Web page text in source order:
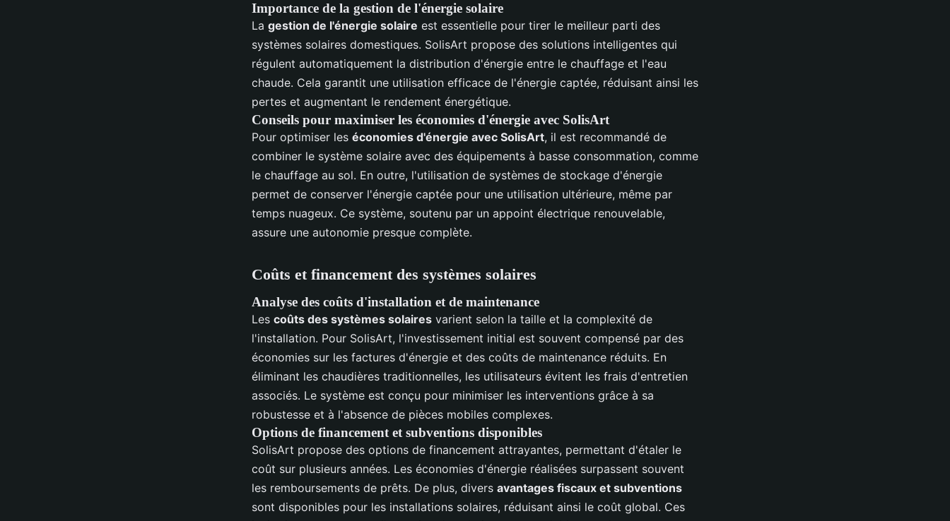
Importance de la gestion de l'énergie solaire
La gestion de l'énergie solaire est essentielle pour tirer le meilleur parti des
systèmes solaires domestiques. SolisArt propose des solutions intelligentes qui
régulent automatiquement la distribution d'énergie entre le chauffage et l'eau
chaude. Cela garantit une utilisation efficace de l'énergie captée, réduisant ainsi les
pertes et augmentant le rendement énergétique.
Conseils pour maximiser les économies d'énergie avec SolisArt
Pour optimiser les économies d'énergie avec SolisArt, il est recommandé de
combiner le système solaire avec des équipements à basse consommation, comme
le chauffage au sol. En outre, l'utilisation de systèmes de stockage d'énergie
permet de conserver l'énergie captée pour une utilisation ultérieure, même par
temps nuageux. Ce système, soutenu par un appoint électrique renouvelable,
assure une autonomie presque complète.
Coûts et financement des systèmes solaires
Analyse des coûts d'installation et de maintenance
Les coûts des systèmes solaires varient selon la taille et la complexité de
l'installation. Pour SolisArt, l'investissement initial est souvent compensé par des
économies sur les factures d'énergie et des coûts de maintenance réduits. En
éliminant les chaudières traditionnelles, les utilisateurs évitent les frais d'entretien
associés. Le système est conçu pour minimiser les interventions grâce à sa
robustesse et à l'absence de pièces mobiles complexes.
Options de financement et subventions disponibles
SolisArt propose des options de financement attrayantes, permettant d'étaler le
coût sur plusieurs années. Les économies d'énergie réalisées surpassent souvent
les remboursements de prêts. De plus, divers avantages fiscaux et subventions
sont disponibles pour les installations solaires, réduisant ainsi le coût global. Ces